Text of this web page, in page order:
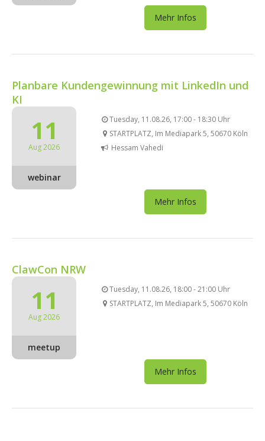
Mehr Infos
Planbare Kundengewinnung mit LinkedIn und
KI
11
Aug 2026
webinar
Tuesday, 11.08.26, 17:00 - 18:30 Uhr
STARTPLATZ, Im Mediapark 5, 50670 Köln
Hessam Vahedi
Mehr Infos
ClawCon NRW
11
Aug 2026
meetup
Tuesday, 11.08.26, 18:00 - 21:00 Uhr
STARTPLATZ, Im Mediapark 5, 50670 Köln
Mehr Infos